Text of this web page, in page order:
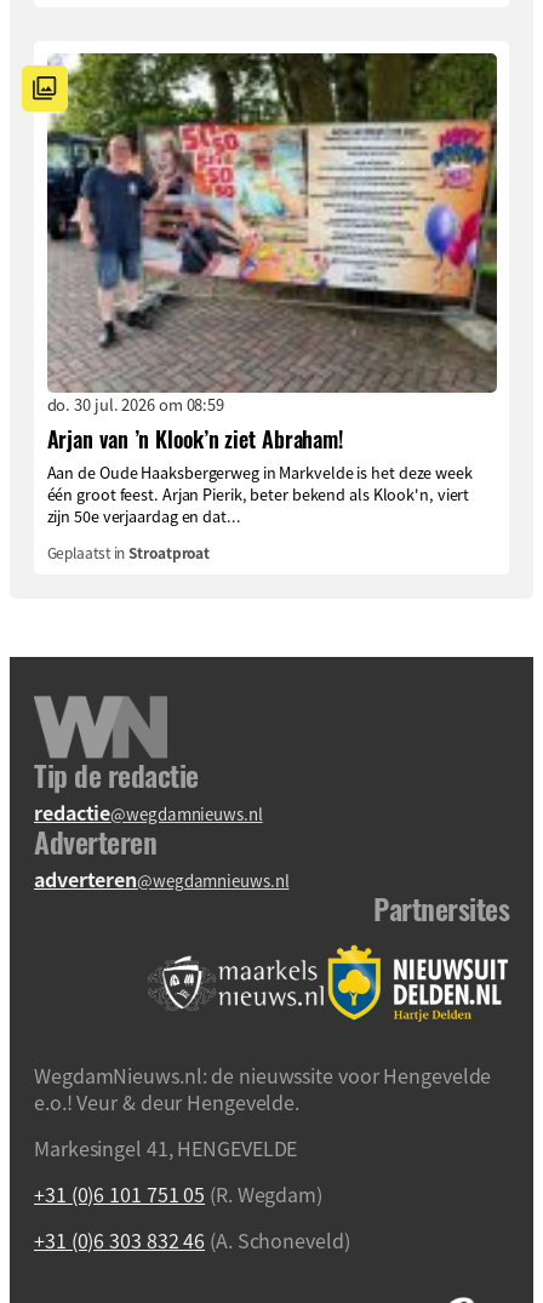
do. 30 jul. 2026 om 08:59
Arjan van ’n Klook’n ziet Abraham!
Aan de Oude Haaksbergerweg in Markvelde is het deze week
één groot feest. Arjan Pierik, beter bekend als Klook'n, viert
zijn 50e verjaardag en dat...
Geplaatst inStroatproat
Tip de redactie
redactie@wegdamnieuws.nl
Adverteren
adverteren@wegdamnieuws.nl
Partnersites
WegdamNieuws.nl: de nieuwssite voor Hengevelde
e.o.! Veur & deur Hengevelde.
Markesingel 41, HENGEVELDE
+31 (0)6 101 751 05 (R. Wegdam)
+31 (0)6 303 832 46 (A. Schoneveld)